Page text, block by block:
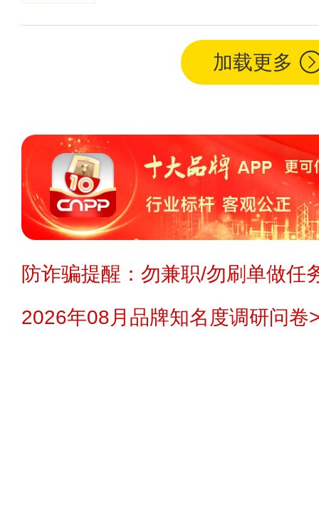
加载更多
防诈骗提醒：勿兼职/勿刷单做任
2026年08月品牌知名度调研问卷